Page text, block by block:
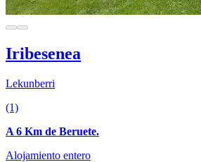
Iribesenea
Lekunberri
(1)
A 6 Km de Beruete.
Alojamiento entero